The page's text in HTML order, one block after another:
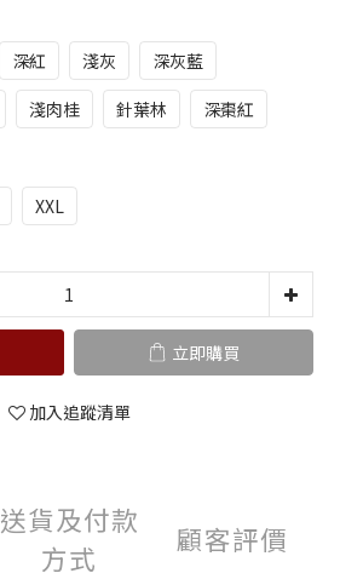
深紅 淺灰
深灰藍
淺肉桂 針葉林 深棗紅
XXL
立即購買
加入追蹤清單
送貨及付款
方式
顧客評價